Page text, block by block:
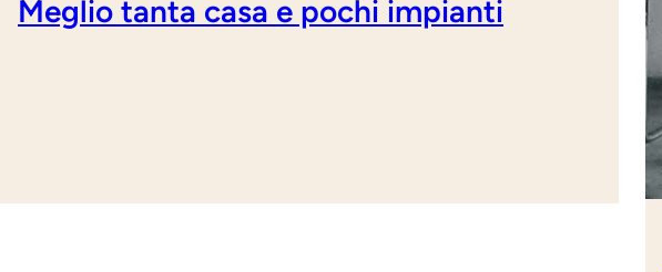
Meglio tanta casa e pochi impianti